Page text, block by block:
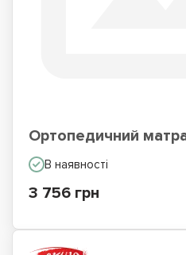
Ортопедичний
В наявності
3 756 грн